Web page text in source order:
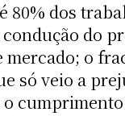
dos
do
o
só veio a